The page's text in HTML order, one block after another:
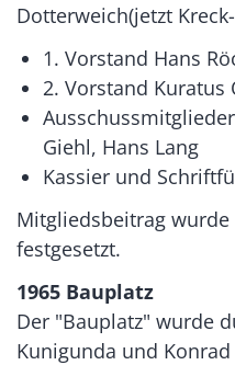
Dotterweich(jetzt
1. Vorstand Hans
2. Vorstand Kuratus
Giehl, Hans Lang
Kassier und
Mitgliedsbeitrag wurde
festgesetzt.
1965 Bauplatz
Der "Bauplatz" wurde
Kunigunda und